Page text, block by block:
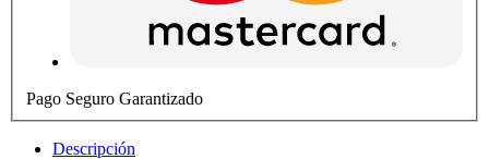
Pago Seguro Garantizado
Descripción